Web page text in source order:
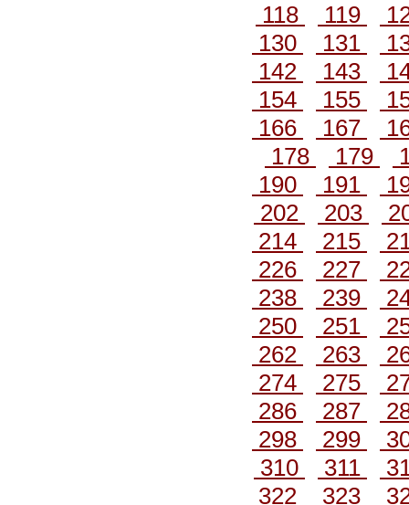
118
119
130
131
142
143
154
155
166
167
178
179
190
191
202
203
214
215
226
227
238
239
250
251
262
263
274
275
286
287
298
299
310
311
322
323